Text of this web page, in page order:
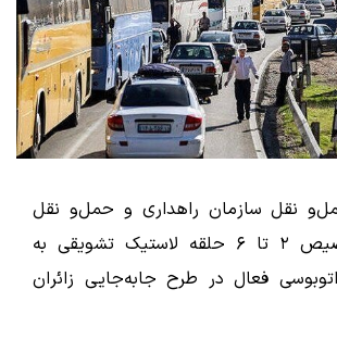
نقل سازمان راهداری و حمل‌و نقل
جاده‌ای از تخصیص ۲ تا ۶ حلقه لاستیک تشویقی به
فعال در طرح جابه‌جایی زائران